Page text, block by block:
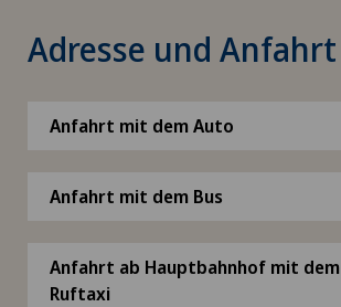
Adresse und Anfahrt
Anfahrt mit dem Auto
Anfahrt mit dem Bus
Anfahrt ab Hauptbahnhof mit dem
Ruftaxi